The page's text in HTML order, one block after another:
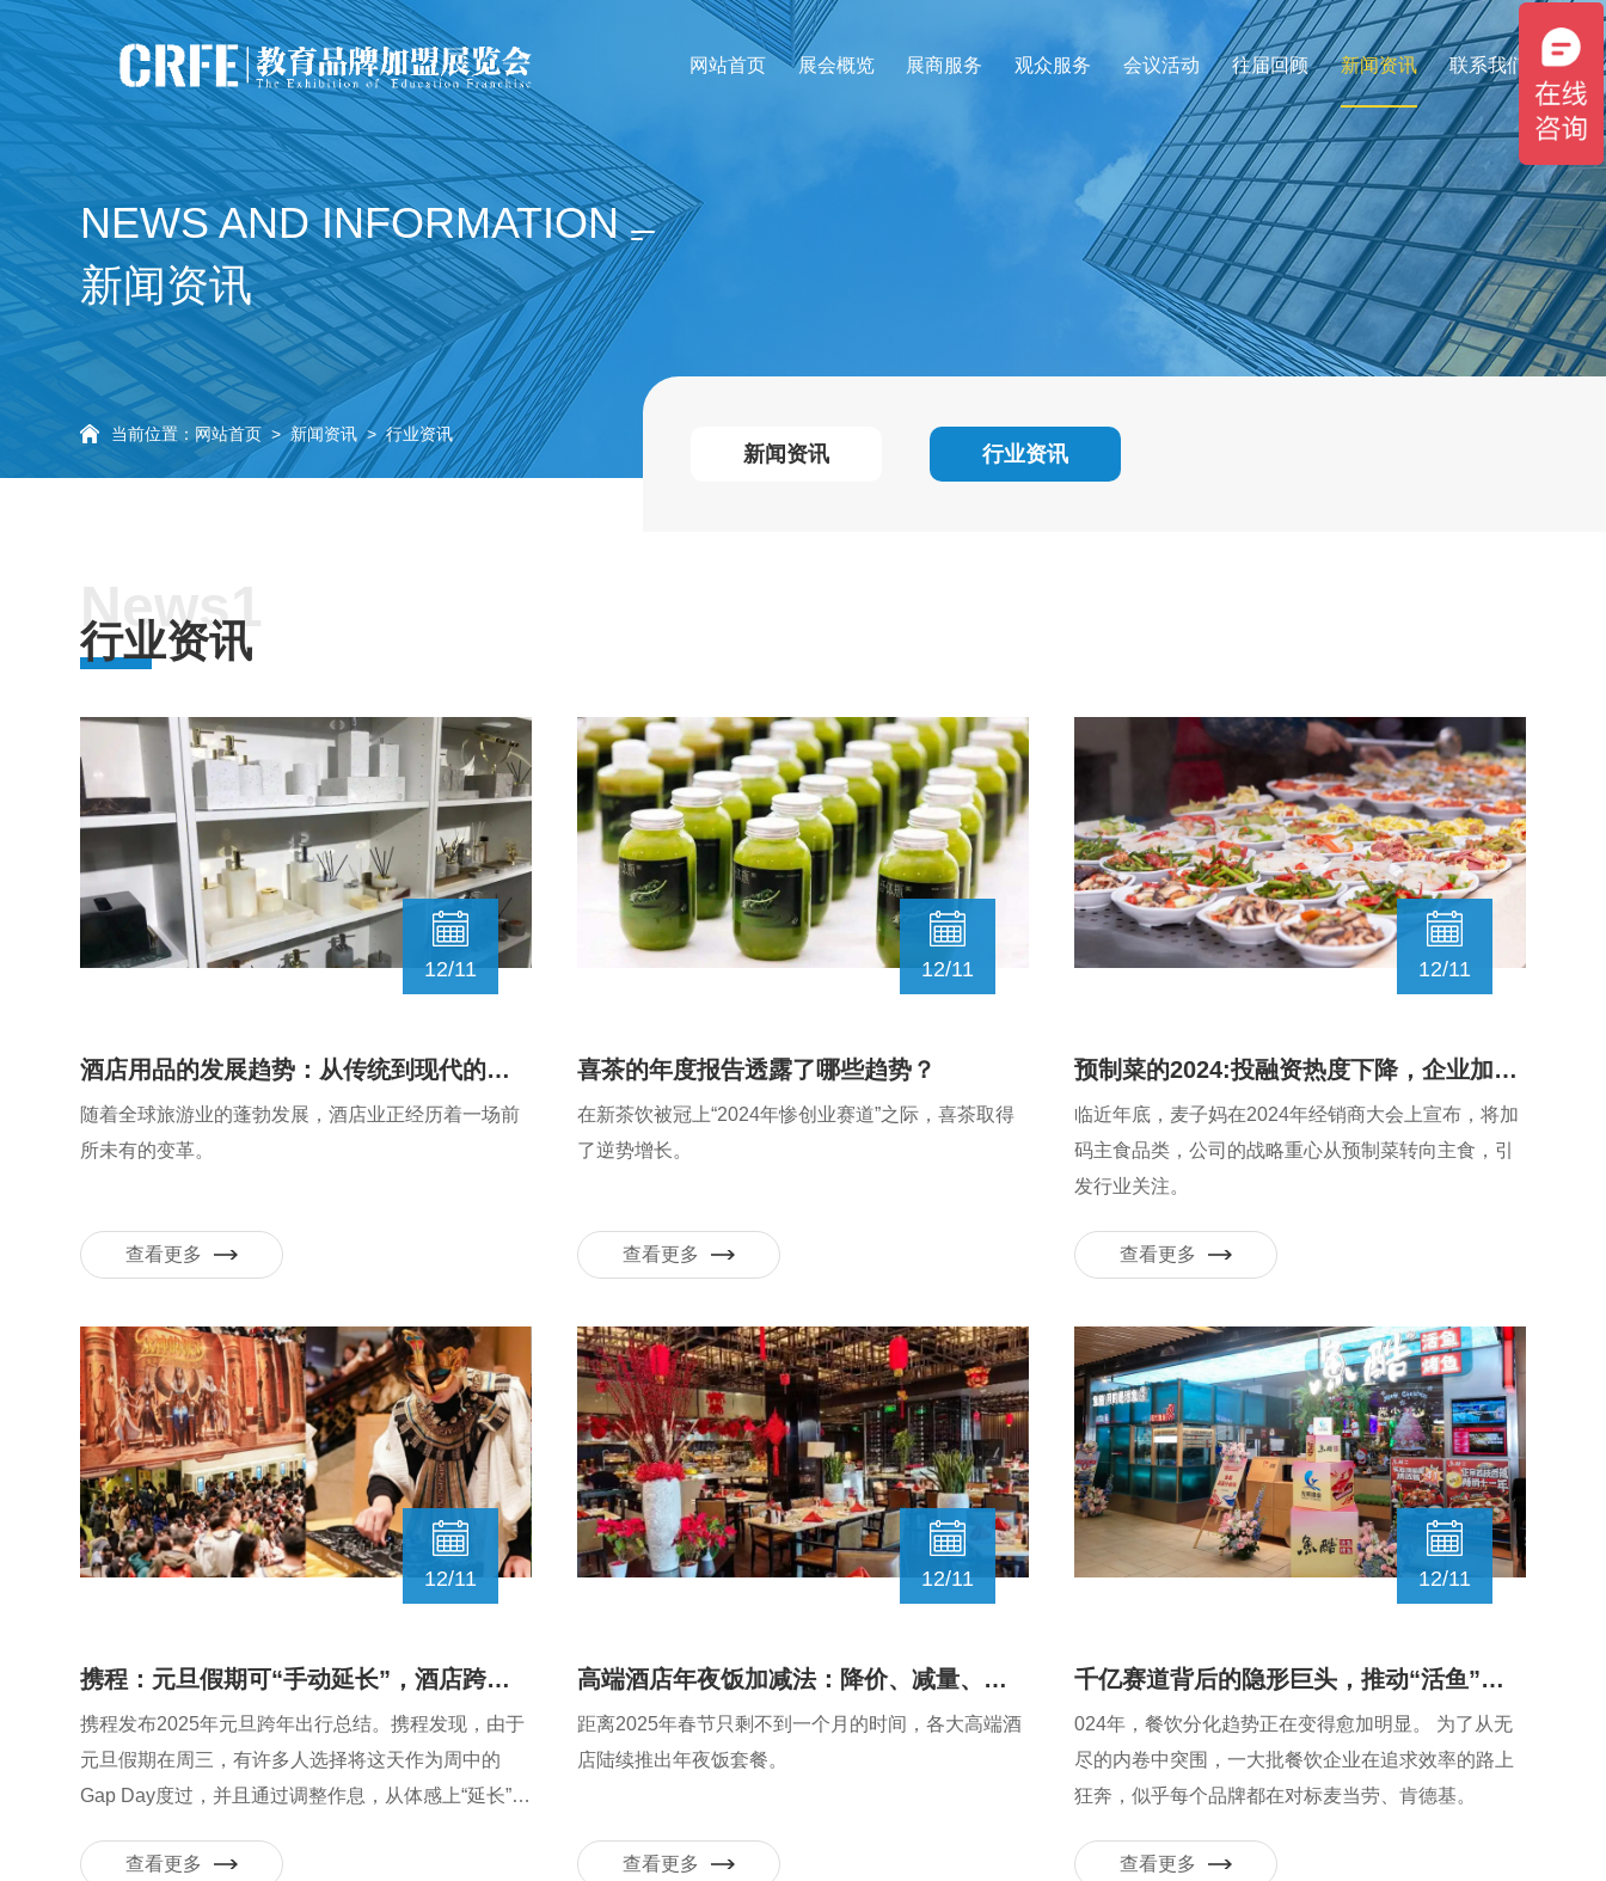
网站首页 展会概览 展商服务 观众服务 会议活动 往届回顾 新闻资讯 联系我们
NEWS AND INFORMATION
新闻资讯
当前位置： 网站首页 >新闻资讯 >行业资讯
新闻资讯 行业资讯
News1
行业资讯
12/11
酒店用品的发展趋势：从传统到现代的华丽转身
随着全球旅游业的蓬勃发展，酒店业正经历着一场前
所未有的变革。
查看更多
12/11
喜茶的年度报告透露了哪些趋势？
在新茶饮被冠上“2024年惨创业赛道”之际，喜茶取得
了逆势增长。
查看更多
12/11
预制菜的2024:投融资热度下降，企业加速变革
临近年底，麦子妈在2024年经销商大会上宣布，将加
码主食品类，公司的战略重心从预制菜转向主食，引
发行业关注。
查看更多
12/11
携程：元旦假期可“手动延长”，酒店跨年订单环比涨150%
携程发布2025年元旦跨年出行总结。携程发现，由于
元旦假期在周三，有许多人选择将这天作为周中的
Gap Day度过，并且通过调整作息，从体感上“延长”假
倍，来自日韩的订单涨幅尤为明显。
查看更多
12/11
高端酒店年夜饭加减法：降价、减量、推自助，联合周边寻互动
距离2025年春节只剩不到一个月的时间，各大高端酒
店陆续推出年夜饭套餐。
查看更多
12/11
千亿赛道背后的隐形巨头，推动“活鱼”供应链升级
024年，餐饮分化趋势正在变得愈加明显。 为了从无
尽的内卷中突围，一大批餐饮企业在追求效率的路上
狂奔，似乎每个品牌都在对标麦当劳、肯德基。
查看更多